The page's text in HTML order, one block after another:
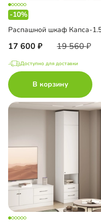
-10%
Распашной шкаф Капса-
17 600 19 560
Доступно для доставки
В корзину